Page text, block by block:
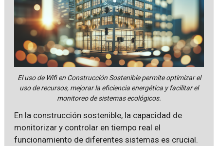
El uso de Wifi en Construcción Sostenible permite optimizar el
uso de recursos, mejorar la eficiencia energética y facilitar el
monitoreo de sistemas ecológicos.
En la construcción sostenible, la capacidad de
monitorizar y controlar en tiempo real el
funcionamiento de diferentes sistemas es crucial.